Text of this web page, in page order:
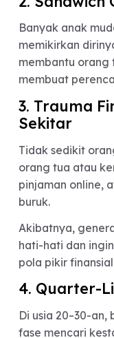
Ada beberapa
muncul di
1. Biaya
Harga rumah
dan tekanan
orang jadi lebih
hidup.
2.
Banyak anak
memikirkan
membantu
membuat
3. Trauma
Sekitar